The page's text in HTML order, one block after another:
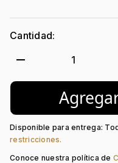
Género: Hombre
Tono Metal:
Metal: Acero
Animal
Longitud: 60
Tipo de Broche: Pico
Piedra central:
Ónix
Cantidad:
remove 1
Disponible para entrega:
restricciones.
Conoce nuestra política de